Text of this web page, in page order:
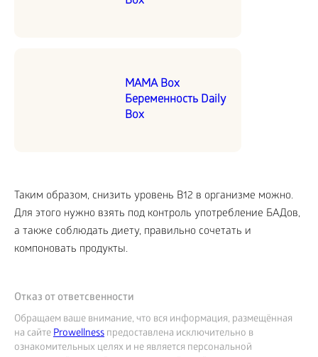
MAMA Box
Беременность Daily
Box
Таким образом, снизить уровень В12 в организме можно.
Для этого нужно взять под контроль употребление БАДов,
а также соблюдать диету, правильно сочетать и
компоновать продукты.
Отказ от ответсвенности
Обращаем ваше внимание, что вся информация, размещённая
на сайтеProwellness предоставлена исключительно в
ознакомительных целях и не является персональной